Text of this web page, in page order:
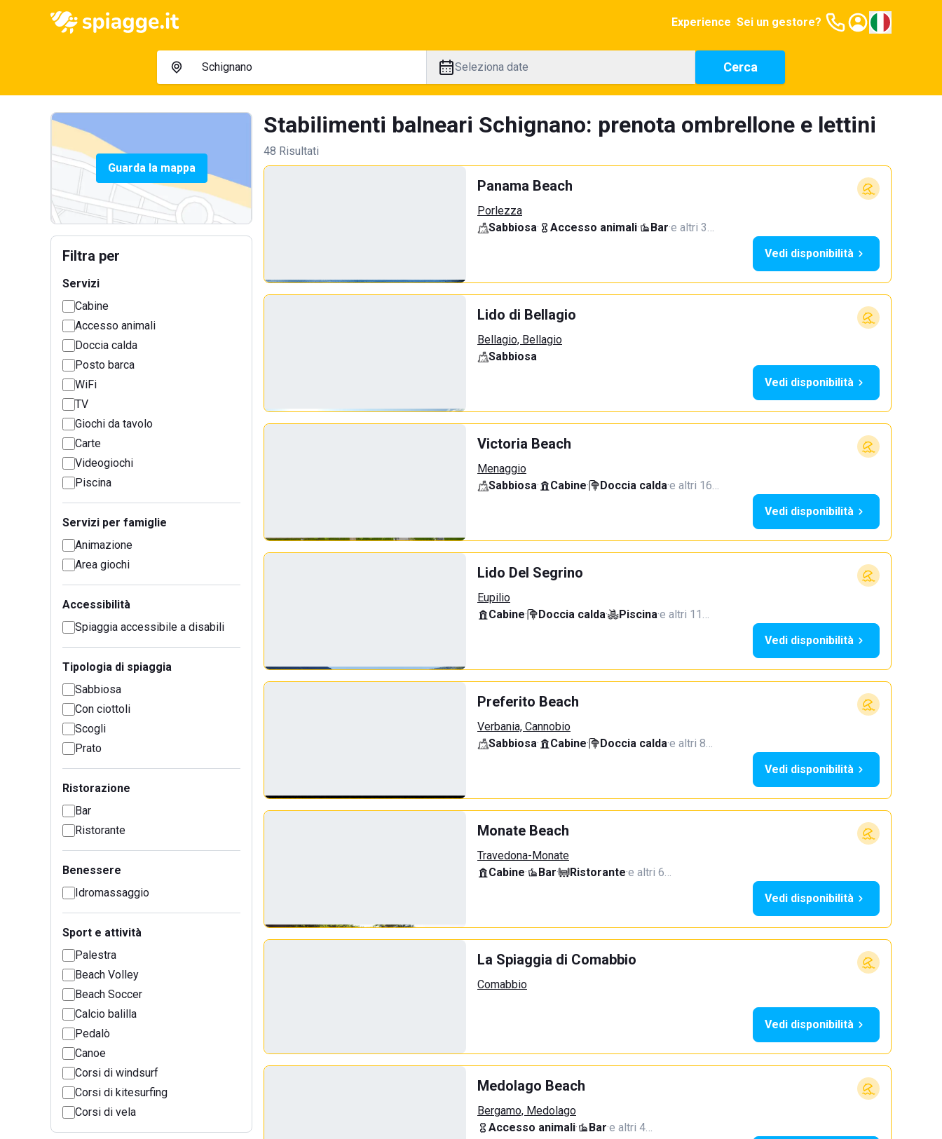
Experience Sei un gestore?
Seleziona date Cerca
Guarda la mappa
Filtra per
Servizi
Cabine
Accesso animali
Doccia calda
Posto barca
WiFi
TV
Giochi da tavolo
Carte
Videogiochi
Piscina
Servizi per famiglie
Animazione
Area giochi
Accessibilità
Spiaggia accessibile a disabili
Tipologia di spiaggia
Sabbiosa
Con ciottoli
Scogli
Prato
Ristorazione
Bar
Ristorante
Benessere
Idromassaggio
Sport e attività
Palestra
Beach Volley
Beach Soccer
Calcio balilla
Pedalò
Canoe
Corsi di windsurf
Corsi di kitesurfing
Corsi di vela
Stabilimenti balneari Schignano: prenota ombrellone e lettini
48 Risultati
Panama Beach
Porlezza
Sabbiosa· Accesso animali· Bar·e altri 3…
Vedi disponibilità
Lido di Bellagio
Bellagio, Bellagio
Sabbiosa
Vedi disponibilità
Victoria Beach
Menaggio
Sabbiosa· Cabine· Doccia calda·e altri 16…
Vedi disponibilità
Lido Del Segrino
Eupilio
Cabine· Doccia calda· Piscina·e altri 11…
Vedi disponibilità
Preferito Beach
Verbania, Cannobio
Sabbiosa· Cabine· Doccia calda·e altri 8…
Vedi disponibilità
Monate Beach
Travedona-Monate
Cabine· Bar· Ristorante·e altri 6…
Vedi disponibilità
La Spiaggia di Comabbio
Comabbio
Vedi disponibilità
Medolago Beach
Bergamo, Medolago
Accesso animali· Bar·e altri 4…